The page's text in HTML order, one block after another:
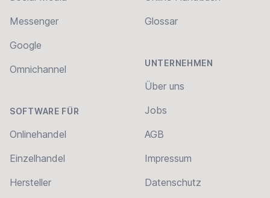
Messenger
Google
Omnichannel
SOFTWARE FÜR
Onlinehandel
Einzelhandel
Hersteller
Glossar
UNTERNEHMEN
Über uns
Jobs
AGB
Impressum
Datenschutz